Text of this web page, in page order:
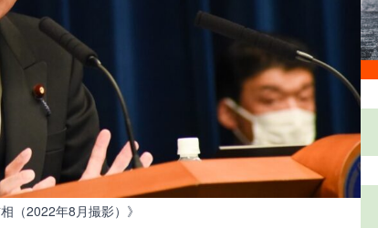
（2022年8月撮影）》